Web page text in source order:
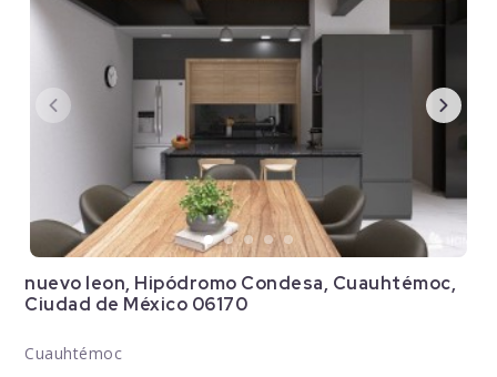
nuevo leon, Hipódromo Condesa, Cuauhtémoc,
Ciudad de México 06170
Cuauhtémoc